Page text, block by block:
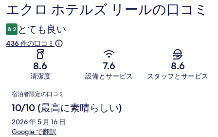
口
コ
ミ
エクロ ホテルズ リールの口コミ
8.2 とても良い
436 件の口コミ
8.6
清潔度
7.6
設備とサービス
8.6
スタッフとサービス
口
コ
ミ
宿泊者限定の口コミ
10/10 (最高に素晴らしい)
2026 年 5 月 16 日
Google で翻訳